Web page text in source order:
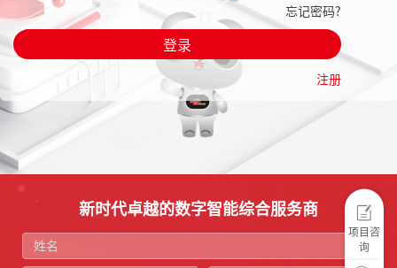
忘记密码?
登录
注册
项目咨
询
新时代卓越的数字智能综合服务商